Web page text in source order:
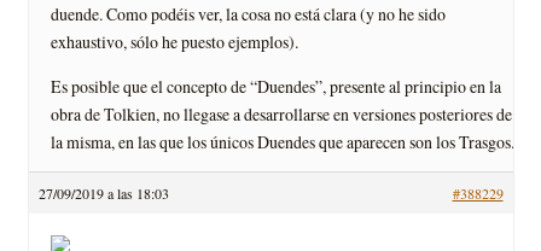
duende. Como podéis ver, la cosa no está clara (y no he sido
exhaustivo, sólo he puesto ejemplos).
Es posible que el concepto de “Duendes”, presente al principio en la
obra de Tolkien, no llegase a desarrollarse en versiones posteriores de
la misma, en las que los únicos Duendes que aparecen son los Trasgos.
27/09/2019 a las 18:03 #388229